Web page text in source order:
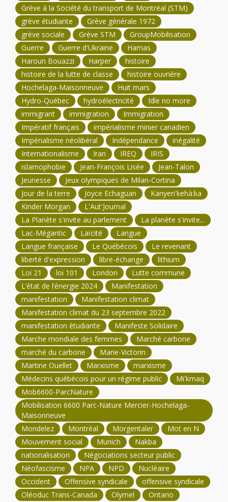
Grève à la Société du transport de Montréal (STM)
grève étudiante
Grève générale 1972
grève sociale
Grève STM
GroupMobilisation
Guerre
Guerre d'Ukraine
Hamas
Haroun Bouazzi
Harper
histoire
histoire de la lutte de classe
histoire ouvrière
Hochelaga-Maisonneuve
Huit mars
Hydro-Québec
hydroélectricité
Idle no more
immigrant
immigration
Immigration
Impératif français
impérialisme minier canadien
Impérialisme néolibéral
Indépendance
inégalité
Internationalisme
Iran IREQ
IRIS
islamophobie
Jean-François Lisée
Jean-Talon
Jeunesse
Jeux olympiques de Milan-Cortina
Jour de la terre
Joyce Echaguan
Kanyen'kehà:ka
Kinder Morgan
L'Aut'Journal
La Planète s'invite au parlement
La planète s'invite...
Lac-Mégantic
Laïcité
Langue
Langue française
Le Québécois
Le revenant
liberté d'expression
libre-échange
lithium
Loi 21
loi 101 London
Lutte commune
L’état de l’énergie 2024
Manifestation
manifestation
Manifestation climat
Manifestation climat du 23 septembre 2022
manifestation étudiante
Manifeste Solidaire
Marche mondiale des femmes
Marché carbone
marché du carbone
Marie-Victorin
Martine Ouellet
Marxisme
marxisme
Médecins québécois pour un régime public
Mi'kmaq
Mob6600-ParcNature
Mobilisation 6600 Parc-Nature Mercier-Hochelaga-
Maisonneuve
Mondelez
Montréal Morgentaler
Mot en N
Mouvement social
Munich
Nakba
nationalisation
Négociations secteur public
Néofascisme
NPA NPD
Nucléaire
Occident
Offensive syndicale
offensive syndicale
Oléoduc Trans-Canada
Olymel
Ontario